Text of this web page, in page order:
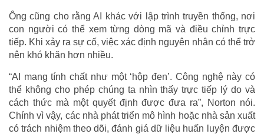
Ông cũng cho rằng AI khác với lập trình truyền thống, nơi
con người có thể xem từng dòng mã và điều chỉnh trực
tiếp. Khi xảy ra sự cố, việc xác định nguyên nhân có thể trở
nên khó khăn hơn nhiều.
“AI mang tính chất như một ‘hộp đen’. Công nghệ này có
thể không cho phép chúng ta nhìn thấy trực tiếp lý do và
cách thức mà một quyết định được đưa ra”, Norton nói.
Chính vì vậy, các nhà phát triển mô hình hoặc nhà sản xuất
có trách nhiệm theo dõi, đánh giá dữ liệu huấn luyện được